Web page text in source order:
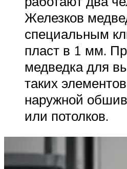
Железков
специальным
пласт в 1 мм.
медведка для
таких
наружной
или потолков.